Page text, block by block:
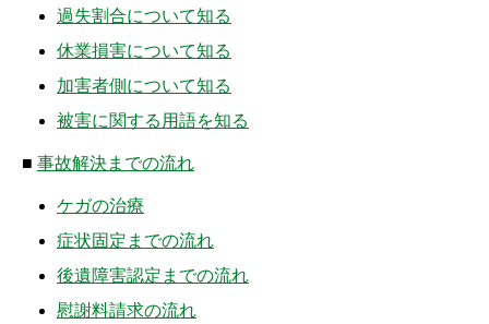
過失割合について知る
休業損害について知る
加害者側について知る
被害に関する用語を知る
■ 事故解決までの流れ
ケガの治療
症状固定までの流れ
後遺障害認定までの流れ
慰謝料請求の流れ
ムチ打ちの体験談
捻挫の体験談
打撲の体験談
骨折の体験談
後遺障害の体験談
弁護士費用を知る
弁護士を探す